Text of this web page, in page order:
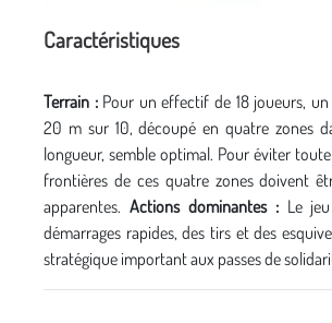
Caractéristiques
Terrain :Pour un effectif de 18 joueurs,
20 m sur 10, découpé en quatre zones
longueur, semble optimal. Pour éviter
frontières de ces quatre zones doivent
apparentes. Actions dominantes :Le jeu
démarrages rapides, des tirs et des
stratégique important aux passes de